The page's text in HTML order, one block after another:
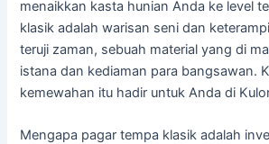
menaikkan kasta hunian Anda ke level
klasik adalah warisan seni dan
teruji zaman, sebuah material yang di
istana dan kediaman para bangsawan.
kemewahan itu hadir untuk Anda di
Mengapa pagar tempa klasik adalah